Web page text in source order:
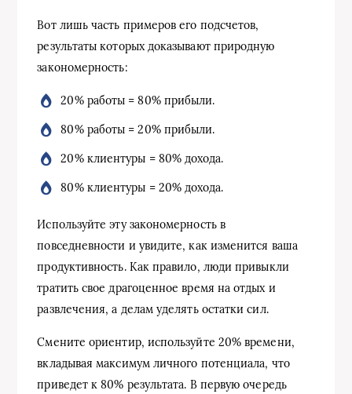
Вот лишь часть примеров его подсчетов,
результаты которых доказывают природную
закономерность:
20% работы = 80% прибыли.
80% работы = 20% прибыли.
20% клиентуры = 80% дохода.
80% клиентуры = 20% дохода.
Используйте эту закономерность в
повседневности и увидите, как изменится ваша
продуктивность. Как правило, люди привыкли
тратить свое драгоценное время на отдых и
развлечения, а делам уделять остатки сил.
Смените ориентир, используйте 20% времени,
вкладывая максимум личного потенциала, что
приведет к 80% результата. В первую очередь